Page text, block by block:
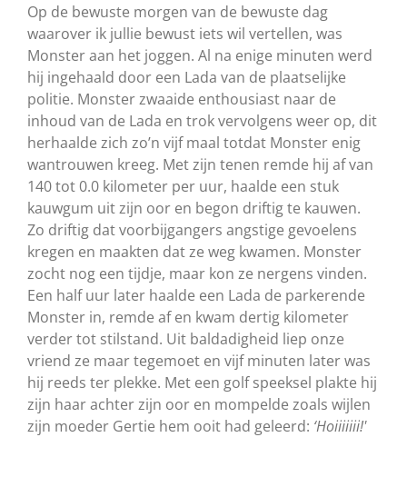
Op de bewuste morgen van de bewuste dag
waarover ik jullie bewust iets wil vertellen, was
Monster aan het joggen. Al na enige minuten werd
hij ingehaald door een Lada van de plaatselijke
politie. Monster zwaaide enthousiast naar de
inhoud van de Lada en trok vervolgens weer op, dit
herhaalde zich zo’n vijf maal totdat Monster enig
wantrouwen kreeg. Met zijn tenen remde hij af van
140 tot 0.0 kilometer per uur, haalde een stuk
kauwgum uit zijn oor en begon driftig te kauwen.
Zo driftig dat voorbijgangers angstige gevoelens
kregen en maakten dat ze weg kwamen. Monster
zocht nog een tijdje, maar kon ze nergens vinden.
Een half uur later haalde een Lada de parkerende
Monster in, remde af en kwam dertig kilometer
verder tot stilstand. Uit baldadigheid liep onze
vriend ze maar tegemoet en vijf minuten later was
hij reeds ter plekke. Met een golf speeksel plakte hij
zijn haar achter zijn oor en mompelde zoals wijlen
zijn moeder Gertie hem ooit had geleerd: ‘Hoiiiiiii!'